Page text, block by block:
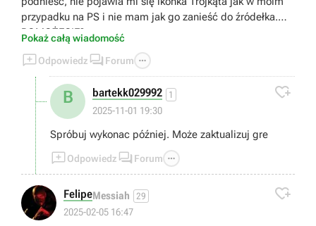
przypadku na PS i nie mam jak go zanieść do źródełka.
POMOŻECIE?
Pokaż całą wiadomość
Odpowiedz  Forum 
B bartekk029992 1
2025-11-01 19:30

Spróbuj wykonac później. Może zaktualizuj gre
Odpowiedz  Forum 
FelipeMessiah 29
2025-02-05 16:47
